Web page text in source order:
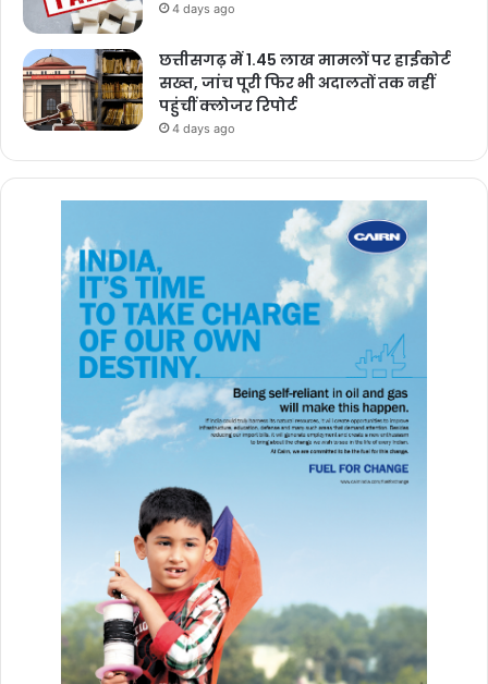
4 days ago
छत्तीसगढ़ में 1.45 लाख मामलों पर हाईकोर्ट
सख्त, जांच पूरी फिर भी अदालतों तक नहीं
पहुंचीं क्लोजर रिपोर्ट
4 days ago